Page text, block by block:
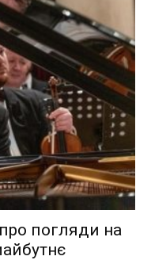
погляди на